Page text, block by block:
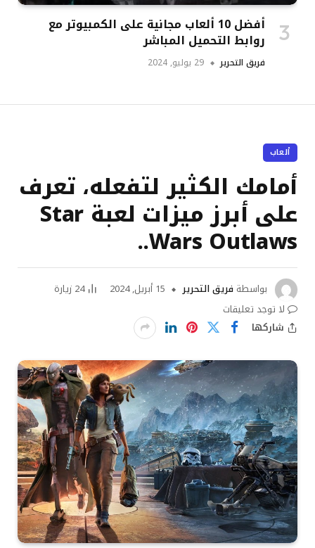
أفضل 10 ألعاب مجانية على الكمبيوتر مع
روابط التحميل المباشر
فريق التحرير 29 يوليو, 2024
ألعاب
أمامك الكثير لتفعله، تعرف
على أبرز ميزات لعبة Star
Wars Outlaws..
بواسطة فريق التحرير 15 أبريل, 2024 24 زيارة
لا توجد تعليقات
شاركها